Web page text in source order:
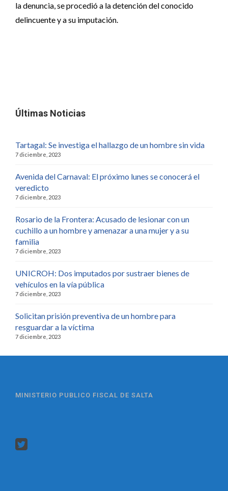
la denuncia, se procedió a la detención del conocido
delincuente y a su imputación.
Últimas Noticias
Tartagal: Se investiga el hallazgo de un hombre sin vida
7 diciembre, 2023
Avenida del Carnaval: El próximo lunes se conocerá el
veredicto
7 diciembre, 2023
Rosario de la Frontera: Acusado de lesionar con un
cuchillo a un hombre y amenazar a una mujer y a su
familia
7 diciembre, 2023
UNICROH: Dos imputados por sustraer bienes de
vehículos en la vía pública
7 diciembre, 2023
Solicitan prisión preventiva de un hombre para
resguardar a la víctima
7 diciembre, 2023
MINISTERIO PUBLICO FISCAL DE SALTA